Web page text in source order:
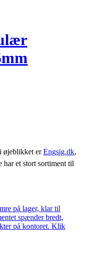
øjeblikket erEngsig.dk,
har et stort sortiment til
på lager, klar til
spænder bredt,
på kontoret. Klik